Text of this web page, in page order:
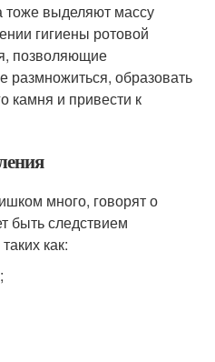
тоже выделяют массу
гигиены ротовой
позволяющие
размножиться, образовать
камня и привести к
много, говорят о
быть следствием
как: